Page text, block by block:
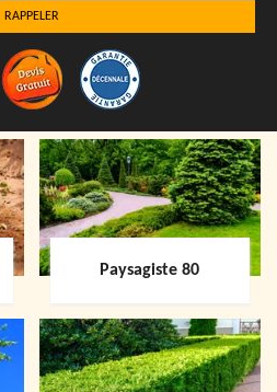
Paysagiste 80